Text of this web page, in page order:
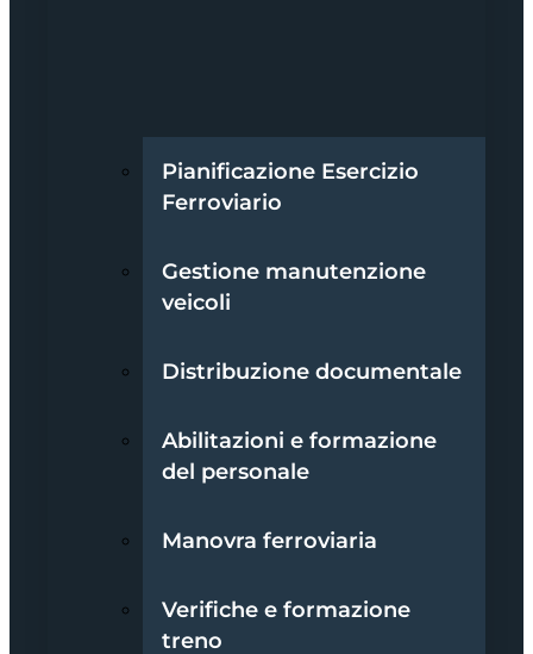
Pianificazione Esercizio
Ferroviario
Gestione manutenzione
veicoli
Distribuzione documentale
Abilitazioni e formazione
del personale
Manovra ferroviaria
Verifiche e formazione
treno